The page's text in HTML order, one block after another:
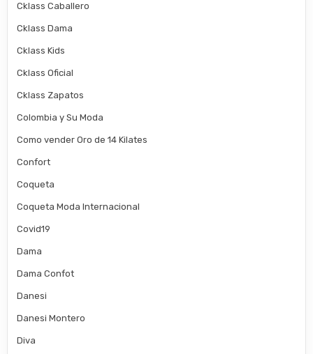
Cklass Caballero
Cklass Dama
Cklass Kids
Cklass Oficial
Cklass Zapatos
Colombia y Su Moda
Como vender Oro de 14 Kilates
Confort
Coqueta
Coqueta Moda Internacional
Covid19
Dama
Dama Confot
Danesi
Danesi Montero
Diva